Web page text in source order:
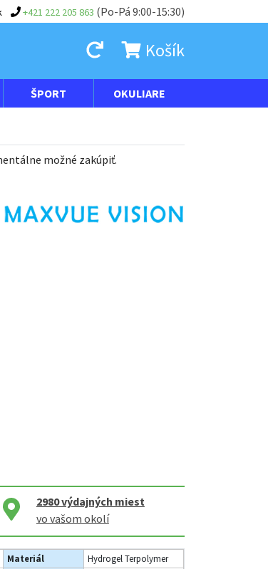
+421 222 205 863 (Po-Pá 9:00-15:30)
Košík
ŠPORT OKULIARE
možné zakúpiť.
2980výdajných miest
vo vašom okolí
Materiál
Hydrogel Terpolymer